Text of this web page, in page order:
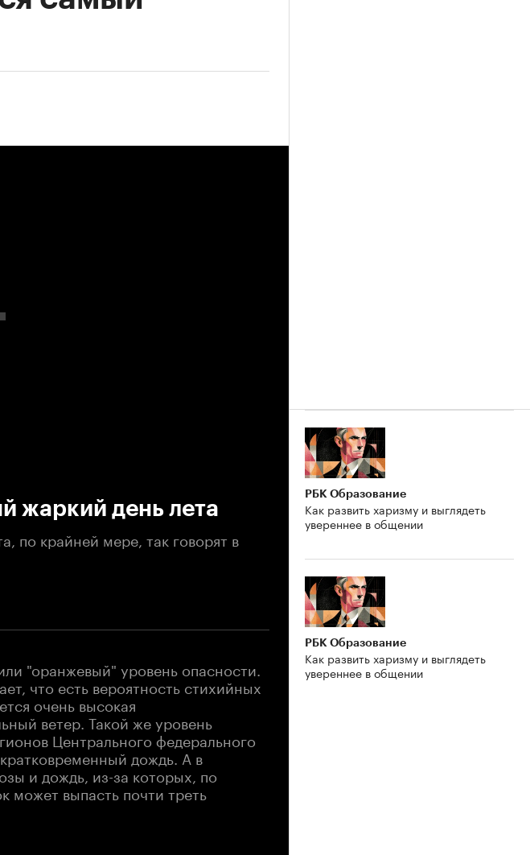
жаркий день лета
по крайней мере, так говорят в
"оранжевый" уровень опасности.
что есть вероятность стихийных
очень высокая
ветер. Такой же уровень
Центрального федерального
дождь. А в
и дождь, из-за которых, по
может выпасть почти треть
РБК Образование
Как развить харизму и выглядеть
увереннее в общении
РБК Образование
Как развить харизму и выглядеть
увереннее в общении